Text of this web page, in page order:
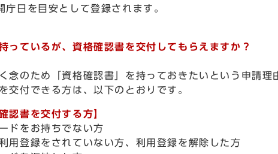
日を目安として登録されます。
っているが、資格確認書を交付してもらえますか？
念のため「資格確認書」を持っておきたいという申請理
交付できる方は、以下のとおりです。
認書を交付する方】
ドをお持ちでない方
用登録をされていない方、利用登録を解除した方